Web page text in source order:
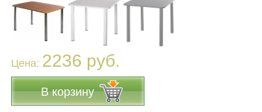
Цена: 2236 руб.
В корзину